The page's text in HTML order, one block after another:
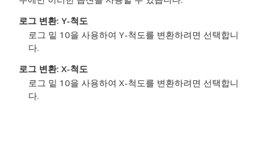
로그 변환: Y-척도
로그 밑 10을 사용하여 Y-척도를 변환하려면 선택합니
다.
로그 변환: X-척도
로그 밑 10을 사용하여 X-척도를 변환하려면 선택합니
다.